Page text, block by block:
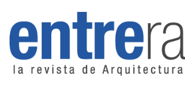
content